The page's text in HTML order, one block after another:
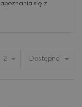
się z
2 Dostępne